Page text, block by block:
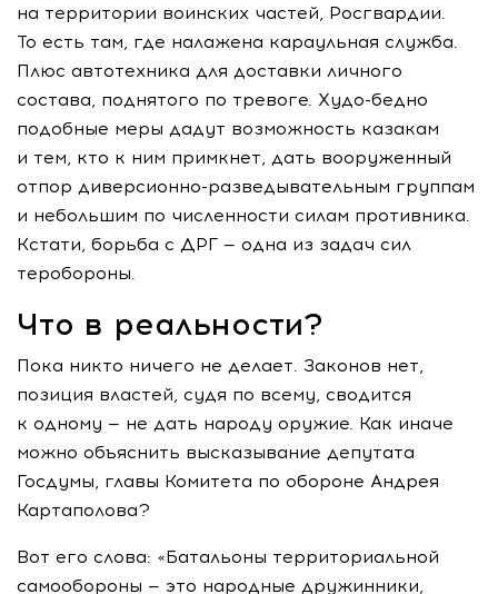
на территории воинских частей, Росгвардии.
То есть там, где налажена караульная служба.
Плюс автотехника для доставки личного
состава, поднятого по тревоге. Худо-бедно
подобные меры дадут возможность казакам
и тем, кто к ним примкнет, дать вооруженный
отпор диверсионно-разведывательным группам
и небольшим по численности силам противника.
Кстати, борьба с ДРГ — одна из задач сил
теробороны.
Что в реальности?
Пока никто ничего не делает. Законов нет,
позиция властей, судя по всему, сводится
к одному — не дать народу оружие. Как иначе
можно объяснить высказывание депутата
Госдумы, главы Комитета по обороне Андрея
Картаполова?
Вот его слова: «Батальоны территориальной
самообороны — это народные дружинники,